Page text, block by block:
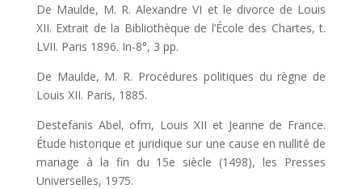
De Maulde, M. R. Alexandre VI et le divorce de Louis
XII. Extrait de la Bibliothèque de l’École des Chartes, t.
LVII. Paris 1896. In-8°, 3 pp.
De Maulde, M. R. Procédures politiques du règne de
Louis XII. Paris, 1885.
Destefanis Abel, ofm, Louis XII et Jeanne de France.
Étude historique et juridique sur une cause en nullité de
mariage à la fin du 15e siècle (1498), les Presses
Universelles, 1975.